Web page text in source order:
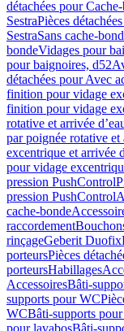
détachées pour
SestraPièces
SestraSans cache-
bondeVidages pour
pour baignoires, d52
détachées pour Avec
finition pour vidage
finition pour vidage
rotative et arrivée
par poignée rotative et
excentrique et arrivée
pour vidage
pression PushControl
pression PushControl
cache-bonde
raccordement
rinçageGeberit Duofix
porteursPièces
porteursHabillages
AccessoiresBâti-
supports pour WC
WCBâti-supports
pour lavabosBâti-